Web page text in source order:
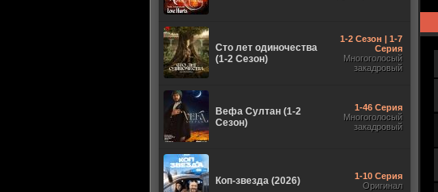
Сто лет одиночества
(1-2 Сезон)
1-2 Сезон | 1-7
Серия
Многоголосый
закадровый
Вефа Султан (1-2
Сезон)
1-46 Серия
Многоголосый
закадровый
Коп-звезда (2026)
1-10 Серия
Оригинал